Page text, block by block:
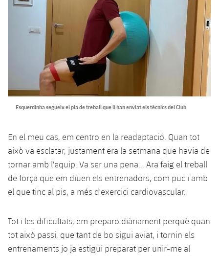
Esquerdinha segueix el pla de treball que li han enviat els tècnics del Club
En el meu cas, em centro en la readaptació. Quan tot
això va esclatar, justament era la setmana que havia de
tornar amb l'equip. Va ser una pena... Ara faig el treball
de força que em diuen els entrenadors, com puc i amb
el que tinc al pis, a més d'exercici cardiovascular.
Tot i les dificultats, em preparo diàriament perquè quan
tot això passi, que tant de bo sigui aviat, i tornin els
entrenaments jo ja estigui preparat per unir-me al